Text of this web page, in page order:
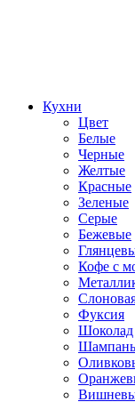
Кухни
Цвет
Белые
Черные
Желтые
Красные
Зеленые
Серые
Бежевые
Кофе с
Фуксия
Шоколад
Шампань